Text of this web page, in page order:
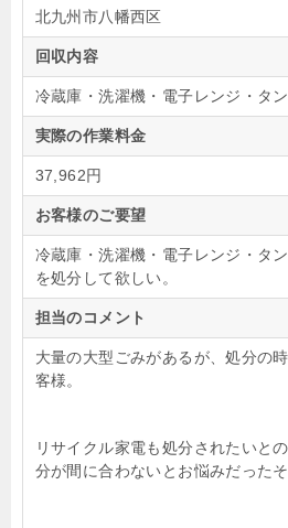
北九州市八幡西区
回収内容
冷蔵庫・洗濯機・電子レンジ・タ
実際の作業料金
37,962円
お客様のご要望
冷蔵庫・洗濯機・電子レンジ・タ
を処分して欲しい。
担当のコメント
大量の大型ごみがあるが、処分の
客様。
リサイクル家電も処分されたいと
分が間に合わないとお悩みだったそ